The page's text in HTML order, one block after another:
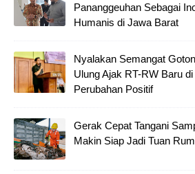
Pananggeuhan Sebagai
Humanis di Jawa Barat
Nyalakan Semangat
Ulung Ajak RT-RW Baru
Perubahan Positif
Gerak Cepat Tangani
Makin Siap Jadi Tuan